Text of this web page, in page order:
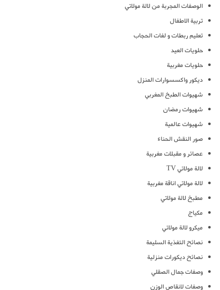
الوصفات المجربة من لالة مولاتي
تربية الاطفال
تعليم ربطات و لفات الحجاب
حلويات العيد
حلويات مغربية
ديكور واكسسوارات المنزل
شهيوات الطبخ المغربي
شهيوات رمضان
شهيوات عالمية
صور النقش الحناء
عصائر و مقبلات مغربية
لالة مولاتي TV
لالة مولاتي اناقة مغربية
مطبخ لالة مولاتي
مكياج
ميكرو لالة مولاتي
نصائح التغذية السليمة
نصائح ديكورات منزلية
وصفات جمال الصقلي
وصفات لانقاص الوزن